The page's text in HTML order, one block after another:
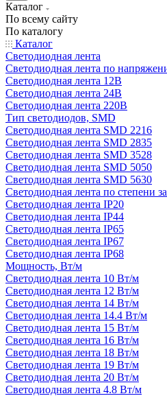
Каталог
По всему сайту
По каталогу
Каталог
Светодиодная лента
Светодиодная лента по
Светодиодная лента 12В
Светодиодная лента 24В
Светодиодная лента 220В
Тип светодиодов, SMD
Cветодиодная лента SMD 2216
Светодиодная лента SMD 2835
Светодиодная лента SMD 3528
Светодиодная лента SMD 5050
Светодиодная лента SMD 5630
Светодиодная лента по степени
Светодиодная лента IP20
Светодиодная лента IP44
Светодиодная лента IP65
Светодиодная лента IP67
Светодиодная лента IP68
Мощность, Вт/м
Светодиодная лента 10 Вт/м
Светодиодная лента 12 Вт/м
Светодиодная лента 14 Вт/м
Светодиодная лента 14.4 Вт/м
Светодиодная лента 15 Вт/м
Светодиодная лента 16 Вт/м
Светодиодная лента 18 Вт/м
Светодиодная лента 19 Вт/м
Светодиодная лента 20 Вт/м
Светодиодная лента 4.8 Вт/м